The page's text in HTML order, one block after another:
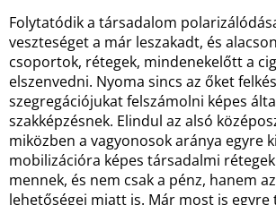
Folytatódik a társadalom
veszteséget a már leszakadt, és
csoportok, rétegek, mindenekelőtt a
elszenvedni. Nyoma sincs az őket
szegregációjukat felszámolni képes
szakképzésnek. Elindul az alsó
miközben a vagyonosok aránya egyre
mobilizációra képes társadalmi
mennek, és nem csak a pénz, hanem
lehetőségei miatt is. Már most is egyre